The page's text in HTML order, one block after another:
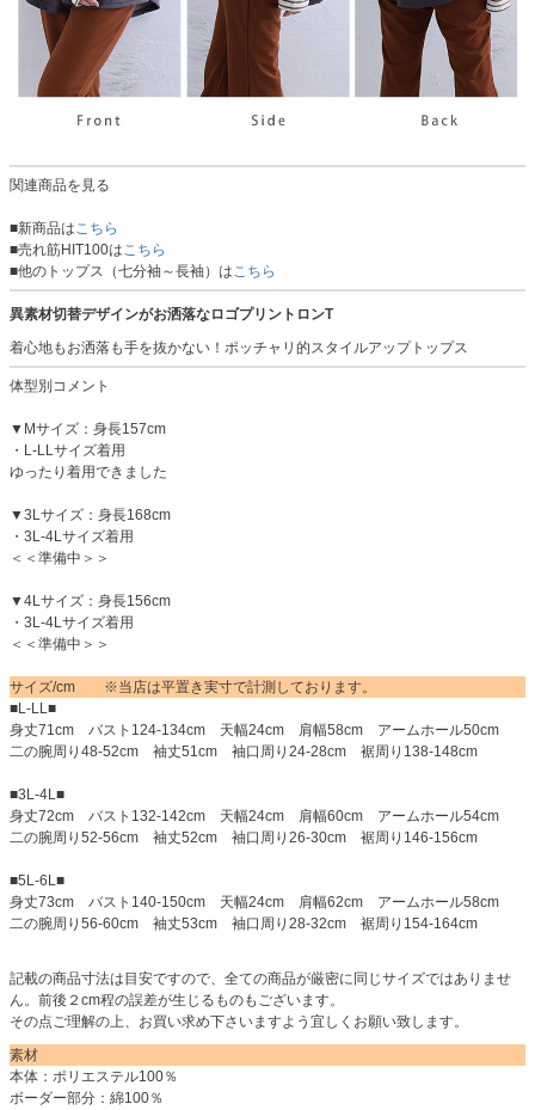
関連商品を見る
■新商品はこちら
■売れ筋HIT100はこちら
■他のトップス（七分袖～長袖）はこちら
異素材切替デザインがお洒落なロゴプリントロンT
着心地もお洒落も手を抜かない！ポッチャリ的スタイルアップトップス
体型別コメント
▼Mサイズ：身長157cm
・L-LLサイズ着用
ゆったり着用できました
▼3Lサイズ：身長168cm
・3L-4Lサイズ着用
＜＜準備中＞＞
▼4Lサイズ：身長156cm
・3L-4Lサイズ着用
＜＜準備中＞＞
サイズ/cm ※当店は平置き実寸で計測しております。
■L-LL■
身丈71cm バスト124-134cm 天幅24cm 肩幅58cm アームホール50cm
二の腕周り48-52cm 袖丈51cm 袖口周り24-28cm 裾周り138-148cm
■3L-4L■
身丈72cm バスト132-142cm 天幅24cm 肩幅60cm アームホール54cm
二の腕周り52-56cm 袖丈52cm 袖口周り26-30cm 裾周り146-156cm
■5L-6L■
身丈73cm バスト140-150cm 天幅24cm 肩幅62cm アームホール58cm
二の腕周り56-60cm 袖丈53cm 袖口周り28-32cm 裾周り154-164cm
記載の商品寸法は目安ですので、全ての商品が厳密に同じサイズではありませ
ん。前後２cm程の誤差が生じるものもございます。
その点ご理解の上、お買い求め下さいますよう宜しくお願い致します。
素材
本体：ポリエステル100％
ボーダー部分：綿100％